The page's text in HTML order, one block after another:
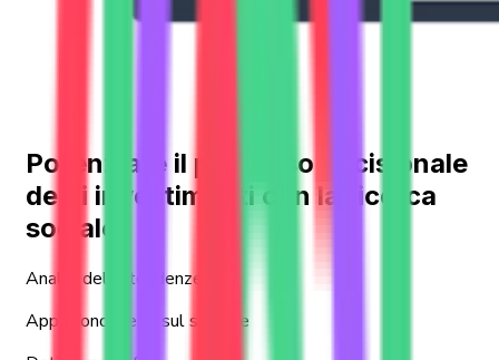
Potenziare il processo decisionale
degli investimenti con la ricerca
sociale
Analisi delle tendenze
Approfondimenti sul settore